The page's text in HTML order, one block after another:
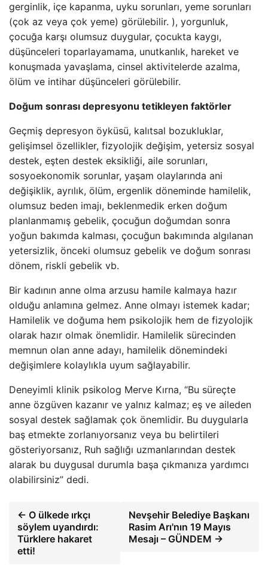
gerginlik, içe kapanma, uyku sorunları, yeme sorunları
(çok az veya çok yeme) görülebilir. ), yorgunluk,
çocuğa karşı olumsuz duygular, çocukta kaygı,
düşünceleri toparlayamama, unutkanlık, hareket ve
konuşmada yavaşlama, cinsel aktivitelerde azalma,
ölüm ve intihar düşünceleri görülebilir.
Doğum sonrası depresyonu tetikleyen faktörler
Geçmiş depresyon öyküsü, kalıtsal bozukluklar,
gelişimsel özellikler, fizyolojik değişim, yetersiz sosyal
destek, eşten destek eksikliği, aile sorunları,
sosyoekonomik sorunlar, yaşam olaylarında ani
değişiklik, ayrılık, ölüm, ergenlik döneminde hamilelik,
olumsuz beden imajı, beklenmedik erken doğum
planlanmamış gebelik, çocuğun doğumdan sonra
yoğun bakımda kalması, çocuğun bakımında algılanan
yetersizlik, önceki olumsuz gebelik ve doğum sonrası
dönem, riskli gebelik vb.
Bir kadının anne olma arzusu hamile kalmaya hazır
olduğu anlamına gelmez. Anne olmayı istemek kadar;
Hamilelik ve doğuma hem psikolojik hem de fizyolojik
olarak hazır olmak önemlidir. Hamilelik sürecinden
memnun olan anne adayı, hamilelik dönemindeki
değişimlere kolaylıkla uyum sağlayabilir.
Deneyimli klinik psikolog Merve Kırna, “Bu süreçte
anne özgüven kazanır ve yalnız kalmaz; eş ve aileden
sosyal destek sağlamak çok önemlidir. Bu duygularla
baş etmekte zorlanıyorsanız veya bu belirtileri
gösteriyorsanız, Ruh sağlığı uzmanlarından destek
alarak bu duygusal durumla başa çıkmanıza yardımcı
olabilirsiniz” dedi.
← O ülkede ırkçı
söylem uyandırdı:
Türklere hakaret
etti!
Nevşehir Belediye Başkanı
Rasim Arı'nın 19 Mayıs
Mesajı – GÜNDEM →